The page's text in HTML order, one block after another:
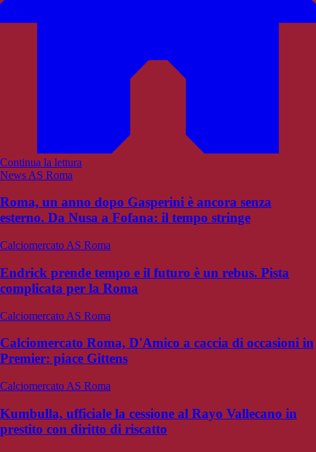
Continua la lettura
News AS Roma
Roma, un anno dopo Gasperini è ancora senza
esterno. Da Nusa a Fofana: il tempo stringe
Calciomercato AS Roma
Endrick prende tempo e il futuro è un rebus. Pista
complicata per la Roma
Calciomercato AS Roma
Calciomercato Roma, D'Amico a caccia di occasioni in
Premier: piace Gittens
Calciomercato AS Roma
Kumbulla, ufficiale la cessione al Rayo Vallecano in
prestito con diritto di riscatto